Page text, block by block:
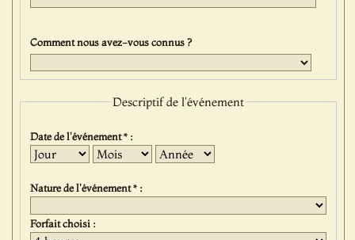
Comment nous avez-vous connus ?
Descriptif de l'événement
Date de l'événement * :
Jour Mois Année
Nature de l'événement * :
Forfait choisi :